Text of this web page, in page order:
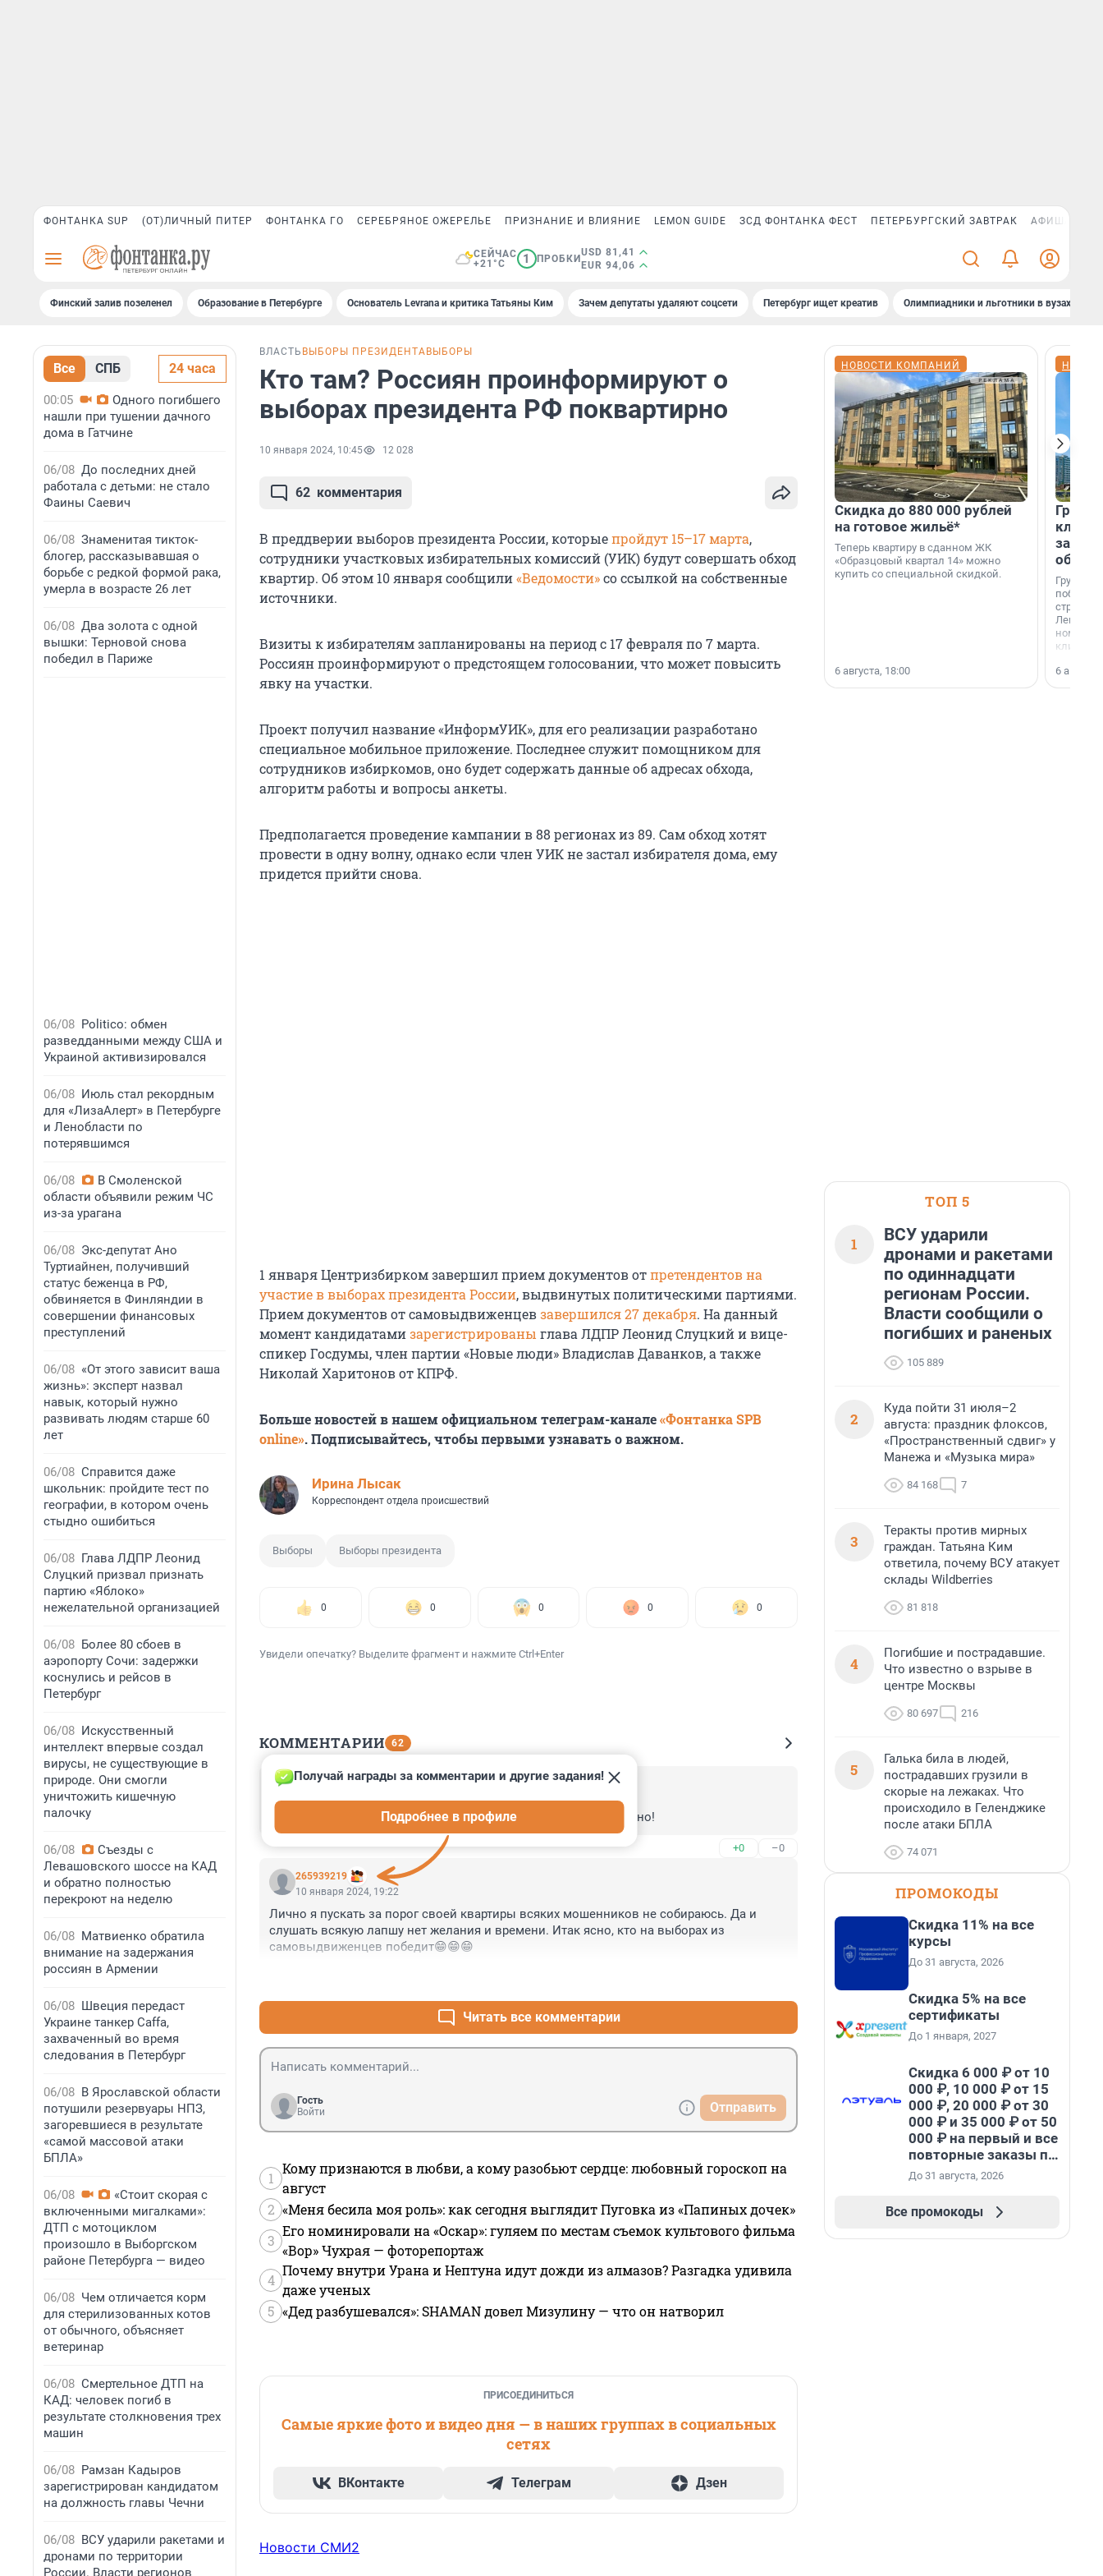
ФОНТАНКА SUP (ОТ)ЛИЧНЫЙ ПИТЕР ФОНТАНКА ГО СЕРЕБРЯНОЕ ОЖЕРЕЛЬЕ ПРИЗНАНИЕ И ВЛИЯНИЕ LEMON GUIDE ЗСД ФОНТАНКА ФЕСТ ПЕТЕРБУРГСКИЙ ЗАВТРАК АФИША PLUS
СЕЙЧАС
+21°C
1 ПРОБКИ
USD 81,41
EUR 94,06
Финский залив позеленел Образование в Петербурге Основатель Levrana и критика Татьяны Ким Зачем депутаты удаляют соцсети Петербург ищет креатив Олимпиадники и льготники в вузах СПб
Все СПБ 24 часа
00:05
Одного погибшего
нашли при тушении дачного
дома в Гатчине
06/08 До последних дней
работала с детьми: не стало
Фаины Саевич
06/08 Знаменитая тикток-
блогер, рассказывавшая о
борьбе с редкой формой рака,
умерла в возрасте 26 лет
06/08 Два золота с одной
вышки: Терновой снова
победил в Париже
06/08 Politico: обмен
разведданными между США и
Украиной активизировался
06/08 Июль стал рекордным
для «ЛизаАлерт» в Петербурге
и Ленобласти по
потерявшимся
06/08
В Смоленской
области объявили режим ЧС
из-за урагана
06/08 Экс-депутат Ано
Туртиайнен, получивший
статус беженца в РФ,
обвиняется в Финляндии в
совершении финансовых
преступлений
06/08 «От этого зависит ваша
жизнь»: эксперт назвал
навык, который нужно
развивать людям старше 60
лет
06/08 Справится даже
школьник: пройдите тест по
географии, в котором очень
стыдно ошибиться
06/08 Глава ЛДПР Леонид
Слуцкий призвал признать
партию «Яблоко»
нежелательной организацией
06/08 Более 80 сбоев в
аэропорту Сочи: задержки
коснулись и рейсов в
Петербург
06/08 Искусственный
интеллект впервые создал
вирусы, не существующие в
природе. Они смогли
уничтожить кишечную
палочку
06/08
Съезды с
Левашовского шоссе на КАД
и обратно полностью
перекроют на неделю
06/08 Матвиенко обратила
внимание на задержания
россиян в Армении
06/08 Швеция передаст
Украине танкер Caffa,
захваченный во время
следования в Петербург
06/08 В Ярославской области
потушили резервуары НПЗ,
загоревшиеся в результате
«самой массовой атаки
БПЛА»
06/08
«Стоит скорая с
включенными мигалками»:
ДТП с мотоциклом
произошло в Выборгском
районе Петербурга — видео
06/08 Чем отличается корм
для стерилизованных котов
от обычного, объясняет
ветеринар
06/08 Смертельное ДТП на
КАД: человек погиб в
результате столкновения трех
машин
06/08 Рамзан Кадыров
зарегистрирован кандидатом
на должность главы Чечни
06/08 ВСУ ударили ракетами и
дронами по территории
России. Власти регионов
ВЛАСТЬ ВЫБОРЫ ПРЕЗИДЕНТА ВЫБОРЫ
Кто там? Россиян проинформируют о
выборах президента РФ поквартирно
10 января 2024, 10:45 12 028
62 комментария
В преддверии выборов президента России, которыепройдут 15–17 марта,
сотрудники участковых избирательных комиссий (УИК) будут совершать обход
квартир. Об этом 10 января сообщили«Ведомости»со ссылкой на собственные
источники.
Визиты к избирателям запланированы на период с 17 февраля по 7 марта.
Россиян проинформируют о предстоящем голосовании, что может повысить
явку на участки.
Проект получил название «ИнформУИК», для его реализации разработано
специальное мобильное приложение. Последнее служит помощником для
сотрудников избиркомов, оно будет содержать данные об адресах обхода,
алгоритм работы и вопросы анкеты.
Предполагается проведение кампании в 88 регионах из 89. Сам обход хотят
провести в одну волну, однако если член УИК не застал избирателя дома, ему
придется прийти снова.
1 января Центризбирком завершил прием документов отпретендентов на
участие в выборах президента России, выдвинутых политическими партиями.
Прием документов от самовыдвиженцевзавершился 27 декабря. На данный
момент кандидатамизарегистрированы глава ЛДПР Леонид Слуцкий и вице-
спикер Госдумы, член партии «Новые люди» Владислав Даванков, а также
Николай Харитонов от КПРФ.
Больше новостей в нашем официальном телеграм-канале«Фонтанка SPB
online». Подписывайтесь, чтобы первыми узнавать о важном.
Ирина Лысак
Корреспондент отдела происшествий
Выборы Выборы президента
0 0 0 0 0
Увидели опечатку? Выделите фрагмент и нажмите Ctrl+Enter
КОММЕНТАРИИ 62
Гость
Сколько хат после таких визитов обнесут, одному богу известно!
+0 –0
265939219
Получай награды за комментарии и другие задания!
Подробнее в профиле
10 января 2024, 19:22
Лично я пускать за порог своей квартиры всяких мошенников не собираюсь. Да и
слушать всякую лапшу нет желания и времени. Итак ясно, кто на выборах из
самовыдвиженцев победит😁😁😁
Читать все комментарии
Гость
Войти
Отправить
1
Кому признаются в любви, а кому разобьют сердце: любовный гороскоп на
август
2 «Меня бесила моя роль»: как сегодня выглядит Пуговка из «Папиных дочек»
3
Его номинировали на «Оскар»: гуляем по местам съемок культового фильма
«Вор» Чухрая — фоторепортаж
4
Почему внутри Урана и Нептуна идут дожди из алмазов? Разгадка удивила
даже ученых
5 «Дед разбушевался»: SHAMAN довел Мизулину — что он натворил
ПРИСОЕДИНИТЬСЯ
Самые яркие фото и видео дня — в наших группах в социальных
сетях
ВКонтакте Телеграм Дзен
Новости СМИ2
НОВОСТИ КОМПАНИЙ
Скидка до 880 000 рублей
на готовое жильё*
Теперь квартиру в сданном ЖК
«Образцовый квартал 14» можно
купить со специальной скидкой.
6 августа, 18:00
Группа
области».
6
ТОП 5
1
ВСУ ударили
дронами и ракетами
по одиннадцати
регионам России.
Власти сообщили о
погибших и раненых
105 889
2
Куда пойти 31 июля–2
августа: праздник флоксов,
«Пространственный сдвиг» у
Манежа и «Музыка мира»
84 168 7
3
Теракты против мирных
граждан. Татьяна Ким
ответила, почему ВСУ атакует
склады Wildberries
81 818
4
Погибшие и пострадавшие.
Что известно о взрыве в
центре Москвы
80 697 216
5
Галька била в людей,
пострадавших грузили в
скорые на лежаках. Что
происходило в Геленджике
после атаки БПЛА
74 071
ПРОМОКОДЫ
Скидка 11% на все
курсы
До 31 августа, 2026
Скидка 5% на все
сертификаты
До 1 января, 2027
Скидка 6 000 ₽ от 10
000 ₽, 10 000 ₽ от 15
000 ₽, 20 000 ₽ от 30
000 ₽ и 35 000 ₽ от 50
000 ₽ на первый и все
повторные заказы по
промокоду НАБЕРИ
До 31 августа, 2026
Все промокоды